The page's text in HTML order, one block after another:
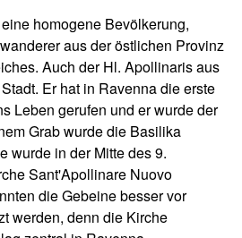
homogene Bevölkerung,
aus der östlichen Provinz
Auch der Hl. Apollinaris aus
Er hat in Ravenna die erste
Leben gerufen und er wurde der
Grab wurde die Basilika
wurde in der Mitte des 9.
Sant'Apollinare Nuovo
die Gebeine besser vor
werden, denn die Kirche